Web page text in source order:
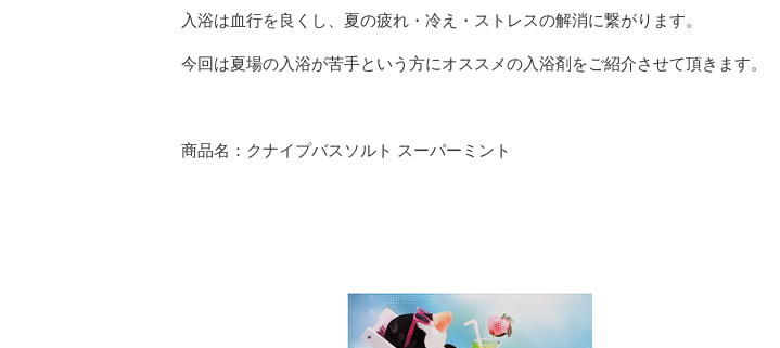
入浴は血行を良くし、夏の疲れ・冷え・ストレスの解消に繋がります。
今回は夏場の入浴が苦手という方にオススメの入浴剤をご紹介させて頂きます。
商品名：クナイプバスソルト スーパーミント